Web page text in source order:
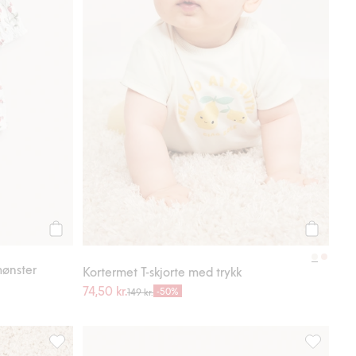
Kortermet T-skjorte med trykk
74,50 kr.149 kr. -50%